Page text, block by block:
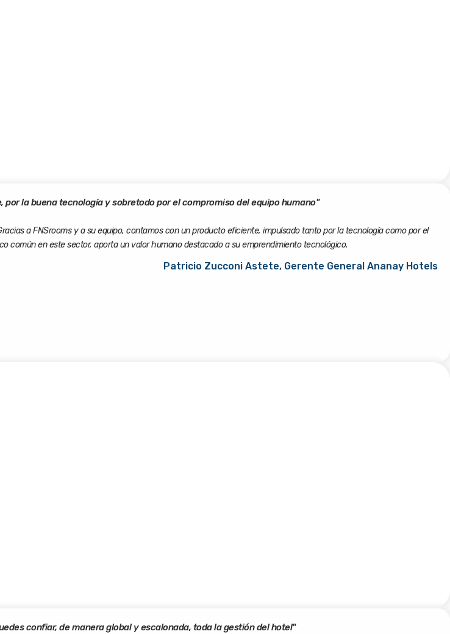
la buena tecnología y sobretodo por el compromiso del equipo humano"
a FNSrooms y a su equipo, contamos con un producto eficiente, impulsado tanto por la tecnología como por el
común en este sector, aporta un valor humano destacado a su emprendimiento tecnológico.
Patricio Zucconi Astete, Gerente General Ananay Hotels
confiar, de manera global y escalonada, toda la gestión del hotel"